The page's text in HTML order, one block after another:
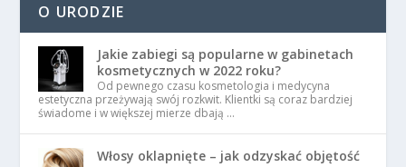
O URODZIE
Jakie zabiegi są popularne w gabinetach
kosmetycznych w 2022 roku?
Od pewnego czasu kosmetologia i medycyna
estetyczna przeżywają swój rozkwit. Klientki są coraz bardziej
świadome i w większej mierze dbają …
Włosy oklapnięte – jak odzyskać objętość